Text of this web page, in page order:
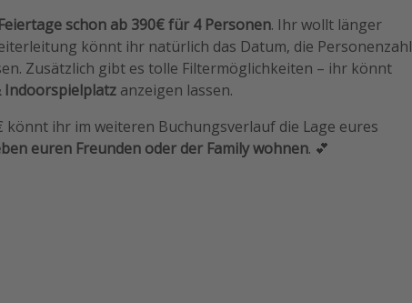
schon ab 390€ für 4 Personen. Ihr wollt länger
könnt ihr natürlich das Datum, die Personenzahl
Zusätzlich gibt es tolle Filtermöglichkeiten – ihr könnt
Indoorspielplatz anzeigen lassen.
könnt ihr im weiteren Buchungsverlauf die Lage eures
euren Freunden oder der Family wohnen. 💕